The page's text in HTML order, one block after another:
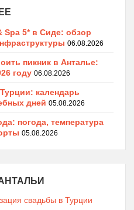
Spa 5* в Сиде: обзор
06.08.2026
пикник в Анталье:
году 06.08.2026
календарь
дней 05.08.2026
погода, температура
05.08.2026
свадьбы в Турции